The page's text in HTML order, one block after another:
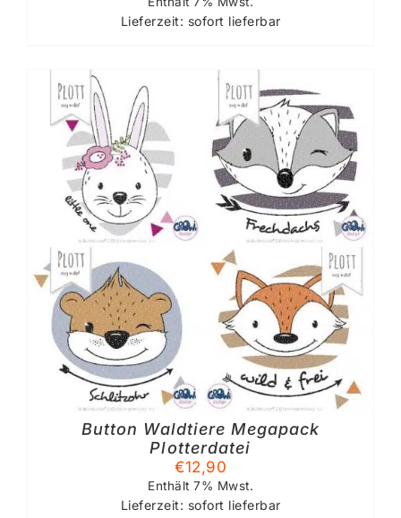
Lieferzeit: sofort lieferbar
Button Waldtiere Megapack
Plotterdatei
€12,90
Enthält 7% Mwst.
Lieferzeit: sofort lieferbar